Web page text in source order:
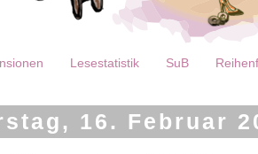
Lesestatistik SuB
16. Februar